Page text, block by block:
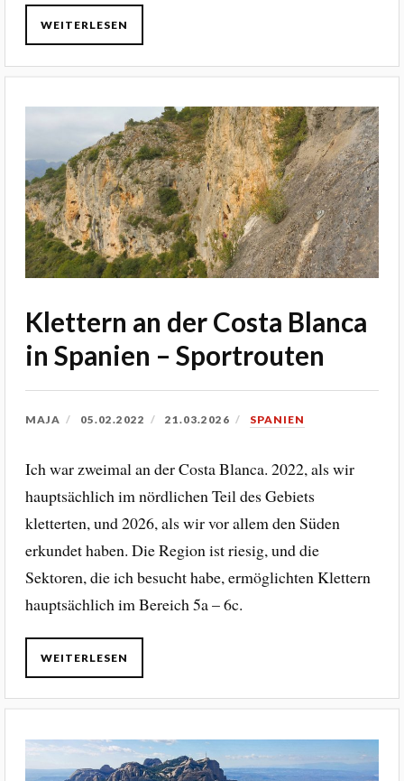
WEITERLESEN
Klettern an der Costa Blanca
in Spanien – Sportrouten
MAJA 05.02.2022 21.03.2026 SPANIEN
Ich war zweimal an der Costa Blanca. 2022, als wir
hauptsächlich im nördlichen Teil des Gebiets
kletterten, und 2026, als wir vor allem den Süden
erkundet haben. Die Region ist riesig, und die
Sektoren, die ich besucht habe, ermöglichten Klettern
hauptsächlich im Bereich 5a – 6c.
WEITERLESEN